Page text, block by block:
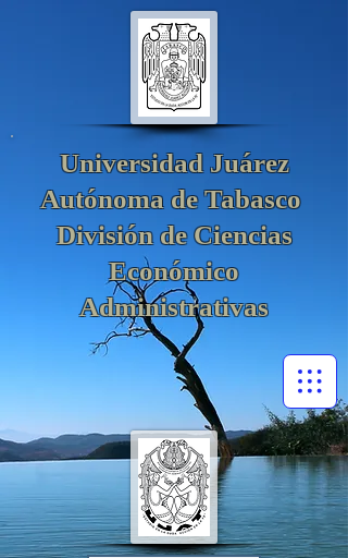
Universidad Juárez
Autónoma de Tabasco
División de Ciencias
Económico
Administrativas